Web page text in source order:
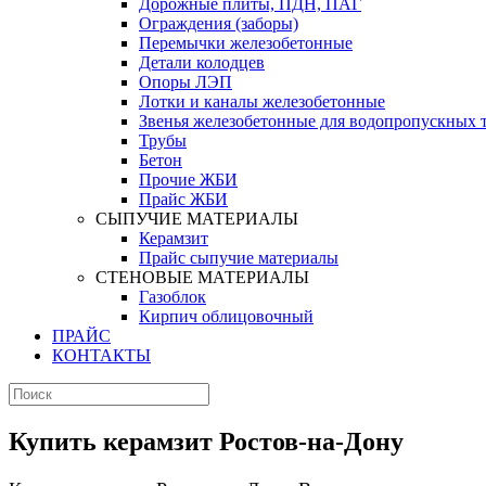
Дорожные плиты, ПДН, ПАГ
Ограждения (заборы)
Перемычки железобетонные
Детали колодцев
Опоры ЛЭП
Лотки и каналы железобетонные
Звенья железобетонные для водопропускных
Трубы
Бетон
Прочие ЖБИ
Прайс ЖБИ
СЫПУЧИЕ МАТЕРИАЛЫ
Керамзит
Прайс сыпучие материалы
СТЕНОВЫЕ МАТЕРИАЛЫ
Газоблок
Кирпич облицовочный
ПРАЙС
КОНТАКТЫ
Купить керамзит Ростов-на-Дону